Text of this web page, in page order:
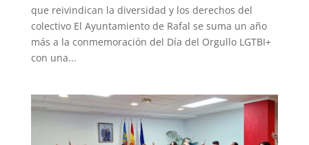
que reivindican la diversidad y los derechos del
colectivo El Ayuntamiento de Rafal se suma un año
más a la conmemoración del Día del Orgullo LGTBI+
con una...